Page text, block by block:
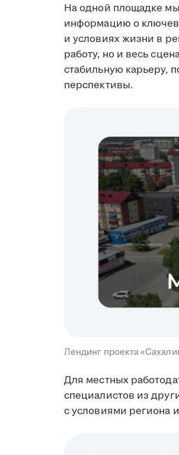
На одной площадке
информацию о
и условиях жизни в
работу, но и весь
стабильную карьеру,
перспективы.
Лендинг проекта
Для местных
специалистов из
с условиями региона